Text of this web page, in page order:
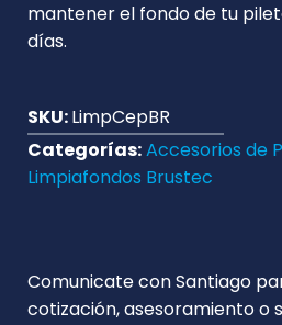
mantener el fondo de tu
días.
SKU:LimpCepBR
Categorías:Accesorios de
Limpiafondos Brustec
Comunicate con Santiago
cotización, asesoramiento o